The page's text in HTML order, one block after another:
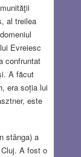
al treilea
Evreiesc
confruntat
A făcut
era soția lui
este
stȃnga) a
A fost o